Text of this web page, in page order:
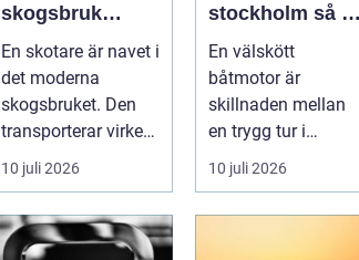
skogsbruk
teknik,
effektivitet och
hållbarhet
En skotare är navet i
det moderna
skogsbruket. Den
transporterar virke
från
avverkningsplatsen
till ...
10 juli 2026
stockholm så tar
du hand om din
båtmotor på rätt
sätt
En välskött
båtmotor är
skillnaden mellan
en trygg tur i
skärgården och en
sommar fylld av
ofrivilli...
10 juli 2026